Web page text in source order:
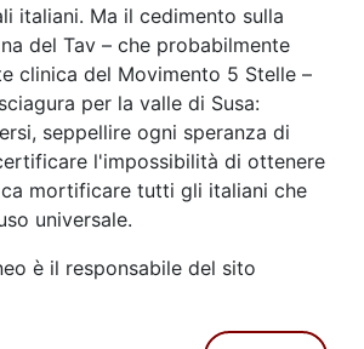
italiani. Ma il cedimento sulla
del Tav – che probabilmente
clinica del Movimento 5 Stelle –
per la valle di Susa:
seppellire ogni speranza di
l'impossibilità di ottenere
mortificare tutti gli italiani che
universale.
è il responsabile del sito